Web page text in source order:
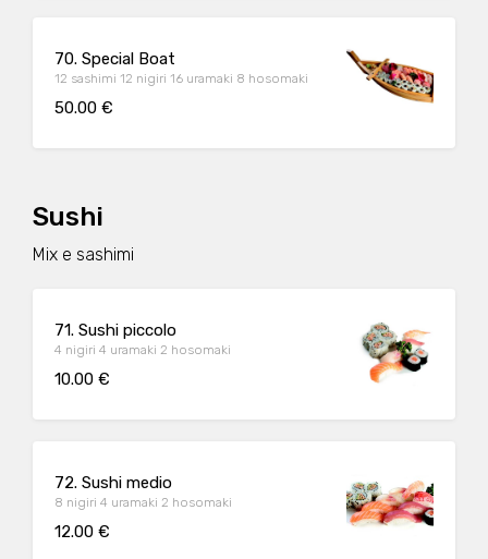
70. Special Boat
12 sashimi 12 nigiri 16 uramaki 8 hosomaki
50.00 €
Sushi
Mix e sashimi
71. Sushi piccolo
4 nigiri 4 uramaki 2 hosomaki
10.00 €
72. Sushi medio
8 nigiri 4 uramaki 2 hosomaki
12.00 €